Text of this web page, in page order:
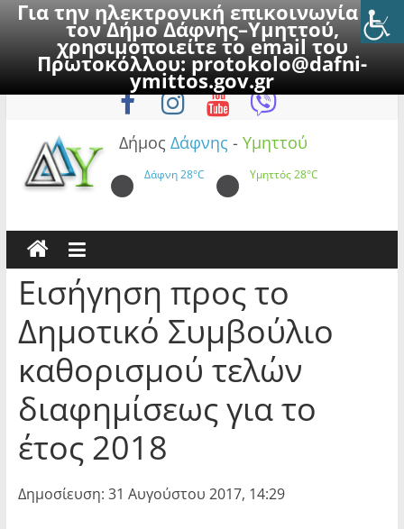
Για την ηλεκτρονική επικοινωνία με
τον Δήμο Δάφνης–Υμηττού,
χρησιμοποιείτε το email του
Πρωτοκόλλου:protokolo@dafni-
ymittos.gov.gr
to
Παρασκευή, 7 Αυγούστου 2026
Δήμος Δάφνης - Υμηττού
Δάφνη28°C Υμηττός28°C
Εισήγηση προς το
Δημοτικό Συμβούλιο
καθορισμού τελών
διαφημίσεως για το
έτος 2018
Δημοσίευση: 31 Αυγούστου 2017, 14:29